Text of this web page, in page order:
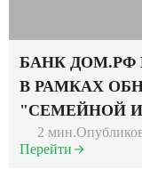
БАНК ДОМ.РФ
В РАМКАХ
"СЕМЕЙНОЙ
2 мин.
Перейти